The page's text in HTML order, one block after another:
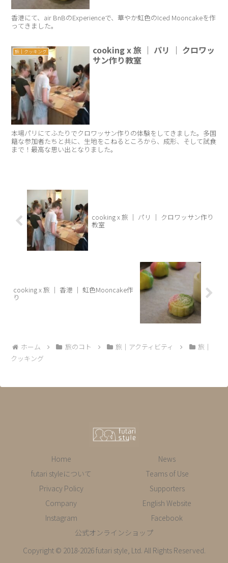
香港にて、air BnBのExperienceで、華やか虹色のIced Mooncakeを作
ってきました。
旅｜クッキング
cooking x 旅 ｜ パリ ｜ クロワッ
サン作り教室
本場パリにてふたりでクロワッサン作りの体験をしてきました。多国
籍な参加者たちと共に、生地をこねるところから、成形、そして試食
まで！最高な思い出となりました。
cooking x 旅 ｜ パリ ｜ クロワッサン作り
教室
cooking x 旅 ｜ 香港 ｜ 虹色Mooncake作
り
ホーム 旅のコト 旅｜アクティビティ
旅｜
クッキング
Home
News
futari styleについて
Teams of Use
Privacy Policy
Supporters
Company
English Website
Instagram
Facebook
公式オンラインショップ
Copyright © 2018-2026 futari style, Ltd. All Rights Reserved.